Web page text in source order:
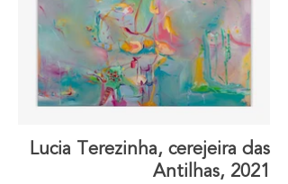
Lucia Terezinha, cerejeira das
Antilhas, 2021